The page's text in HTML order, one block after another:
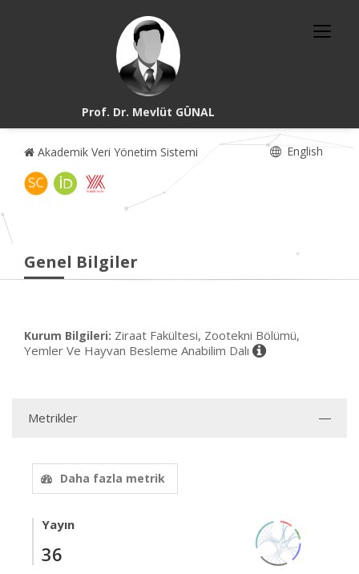
Prof. Dr. Mevlüt GÜNAL
Akademik Veri Yönetim Sistemi English
Genel Bilgiler
Kurum Bilgileri: Ziraat Fakültesi, Zootekni Bölümü,
Yemler Ve Hayvan Besleme Anabilim Dalı
Metrikler
Daha fazla metrik
Yayın
36